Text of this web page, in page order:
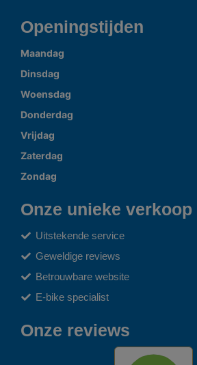
Openingstijden
Maandag
Dinsdag
Woensdag
Donderdag
Vrijdag
Zaterdag
Zondag
Onze unieke
Uitstekende service
Geweldige reviews
Betrouwbare website
E-bike specialist
Onze reviews